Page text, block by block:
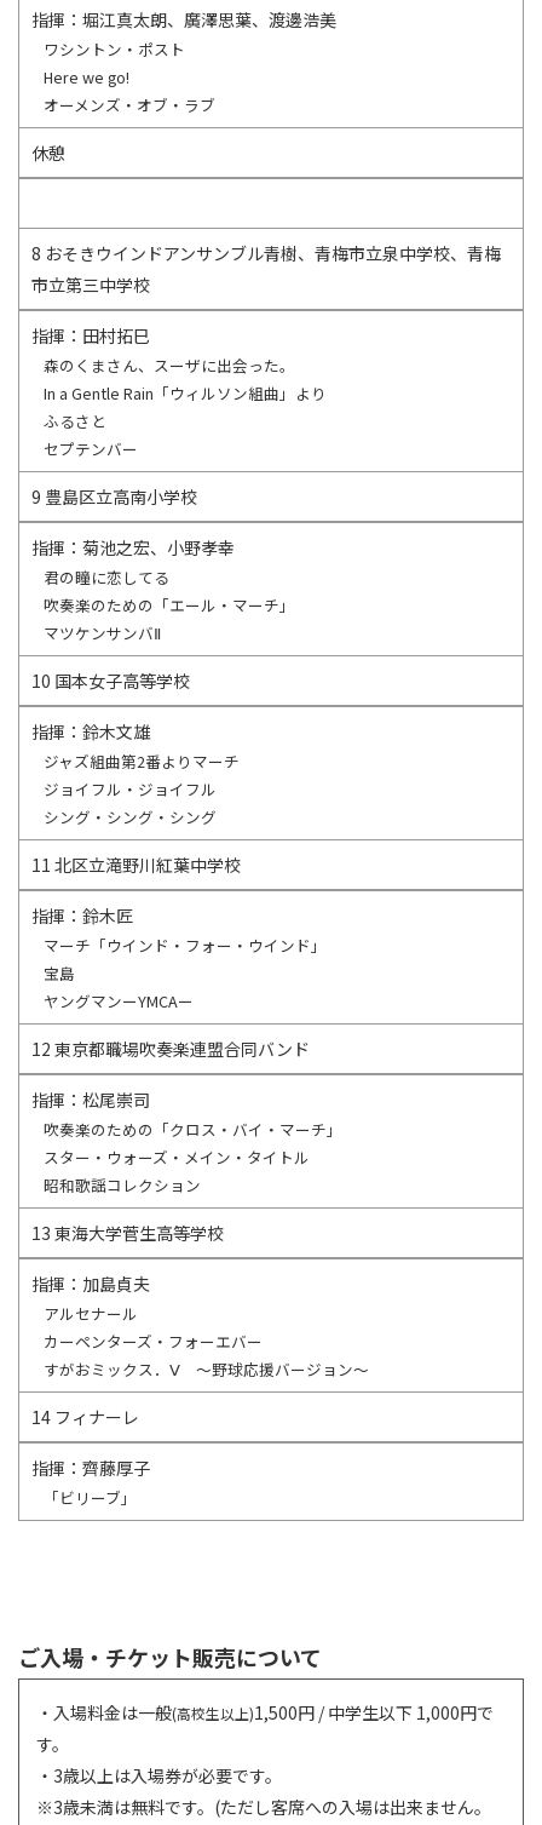
指揮：堀江真太朗、廣澤思葉、渡邊浩美
ワシントン・ポスト
Here we go!
オーメンズ・オブ・ラブ
休憩
8 おそきウインドアンサンブル青樹、青梅市立泉中学校、青梅
市立第三中学校
指揮：田村拓巳
森のくまさん、スーザに出会った。
In a Gentle Rain「ウィルソン組曲」より
ふるさと
セプテンバー
9 豊島区立高南小学校
指揮：菊池之宏、小野孝幸
君の瞳に恋してる
吹奏楽のための「エール・マーチ」
マツケンサンバⅡ
10 国本女子高等学校
指揮：鈴木文雄
ジャズ組曲第2番よりマーチ
ジョイフル・ジョイフル
シング・シング・シング
11 北区立滝野川紅葉中学校
指揮：鈴木匠
マーチ「ウインド・フォー・ウインド」
宝島
ヤングマンーYMCAー
12 東京都職場吹奏楽連盟合同バンド
指揮：松尾崇司
吹奏楽のための「クロス・バイ・マーチ」
スター・ウォーズ・メイン・タイトル
昭和歌謡コレクション
13 東海大学菅生高等学校
指揮：加島貞夫
アルセナール
カーペンターズ・フォーエバー
すがおミックス．Ⅴ ～野球応援バージョン～
14 フィナーレ
指揮：齊藤厚子
「ビリーブ」
ご入場・チケット販売について
・入場料金は一般(高校生以上)1,500円 / 中学生以下 1,000円で
す。
・3歳以上は入場券が必要です。
※3歳未満は無料です。(ただし客席への入場は出来ません。